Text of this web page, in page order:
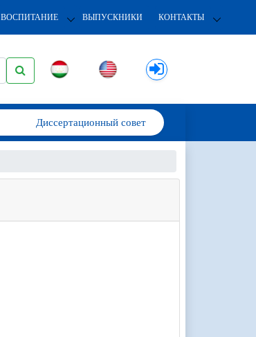
ВОСПИТАНИЕ ВЫПУСКНИКИ КОНТАКТЫ
Диссертационный совет